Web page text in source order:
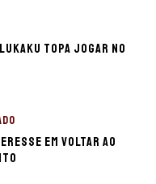
topa jogar no
em voltar ao